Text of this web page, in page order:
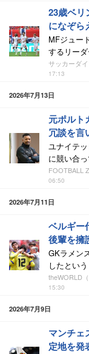
23歳ベリ
になぞら
MFジュー
するリー
サッカーダ
17:13
2026年7月13日
元ポルト
冗談を言
ユナイテ
に競い合
FOOTBALL
06:50
2026年7月11日
ベルギー
後輩を擁
GKラメン
したという
theWORLD
15:30
2026年7月9日
マンチェ
定地を発